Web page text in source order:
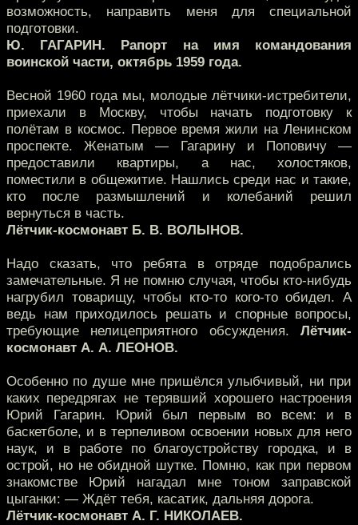
возможность, направить меня для специальной
подготовки.
Ю. ГАГАРИН. Рапорт на имя командования
воинской части, октябрь 1959 года.
Весной 1960 года мы, молодые лётчики-истребители,
приехали в Москву, чтобы начать подготовку к
полётам в космос. Первое время жили на Ленинском
проспекте. Женатым — Гагарину и Поповичу —
предоставили квартиры, а нас, холостяков,
поместили в общежитие. Нашлись среди нас и такие,
кто после размышлений и колебаний решил
вернуться в часть.
Лётчик-космонавт Б. В. ВОЛЫНОВ.
Надо сказать, что ребята в отряде подобрались
замечательные. Я не помню случая, чтобы кто-нибудь
нагрубил товарищу, чтобы кто-то кого-то обидел. А
ведь нам приходилось решать и спорные вопросы,
требующие нелицеприятного обсуждения. Лётчик-
космонавт А. А. ЛЕОНОВ.
Особенно по душе мне пришёлся улыбчивый, ни при
каких передрягах не терявший хорошего настроения
Юрий Гагарин. Юрий был первым во всем: и в
баскетболе, и в терпеливом освоении новых для него
наук, и в работе по благоустройству городка, и в
острой, но не обидной шутке. Помню, как при первом
знакомстве Юрий нагадал мне тоном заправской
цыганки: — Ждёт тебя, касатик, дальняя дорога.
Лётчик-космонавт А. Г. НИКОЛАЕВ.